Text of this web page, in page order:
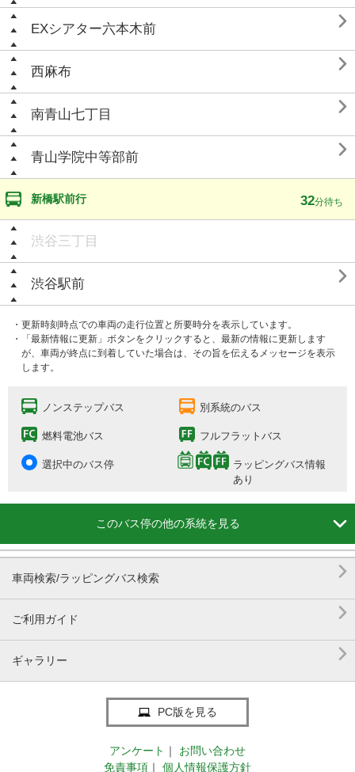
EXシアター六本木前 
西麻布 
南青山七丁目 
青山学院中等部前 
新橋駅前行 32分待ち
渋谷三丁目
渋谷駅前 
・更新時刻時点での車両の走行位置と所要時分を表示しています。
・「最新情報に更新」ボタンをクリックすると、最新の情報に更新します
が、車両が終点に到着していた場合は、その旨を伝えるメッセージを表示
します。
ノンステップバス 別系統のバス
燃料電池バス フルフラットバス
選択中のバス停
ラッピングバス情報
あり
このバス停の他の系統を見る 
車両検索/ラッピングバス検索 
ご利用ガイド 
ギャラリー 
PC版を見る
アンケート ｜
お問い合わせ
免責事項 ｜ 個人情報保護方針